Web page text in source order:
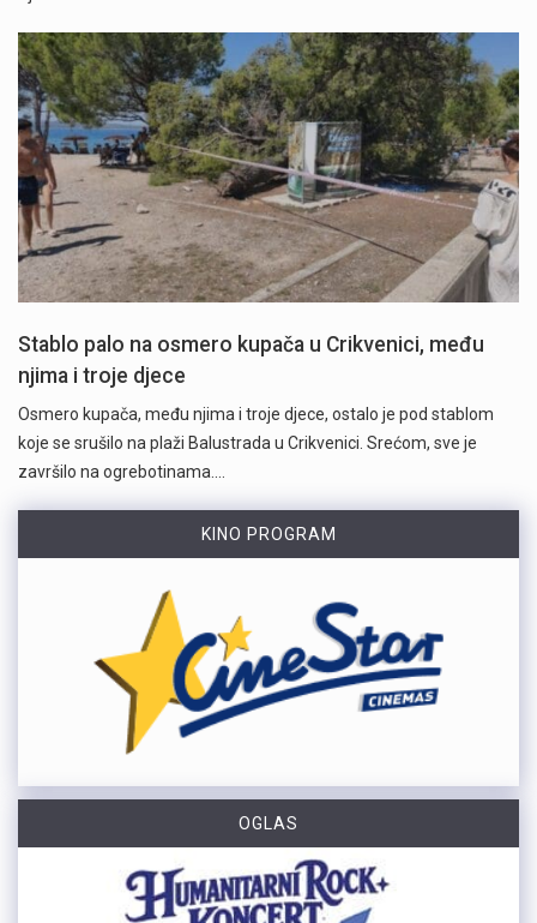
Stablo palo na osmero kupača u Crikvenici, među
njima i troje djece
Osmero kupača, među njima i troje djece, ostalo je pod stablom
koje se srušilo na plaži Balustrada u Crikvenici. Srećom, sve je
završilo na ogrebotinama.…
KINO PROGRAM
OGLAS